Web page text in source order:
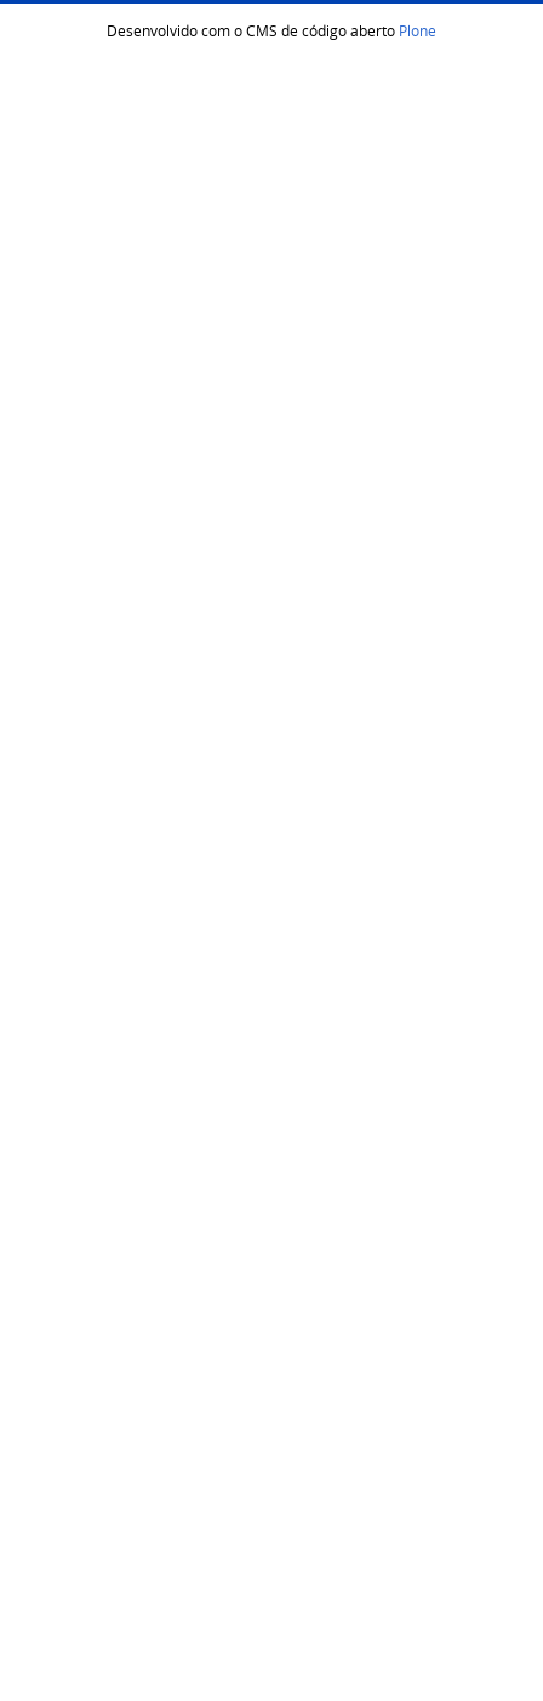
Desenvolvido com o CMS de código aberto Plone